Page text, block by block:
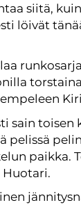
siitä,
löivät
sain toisen
pelissä
paikka.